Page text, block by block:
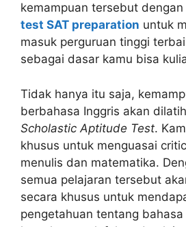
kemampuan tersebut
test SAT preparation untuk
masuk perguruan tinggi
sebagai dasar kamu bisa
Tidak hanya itu saja,
berbahasa Inggris akan
Scholastic Aptitude Test.
khusus untuk menguasai
menulis dan matematika.
semua pelajaran tersebut
secara khusus untuk
pengetahuan tentang